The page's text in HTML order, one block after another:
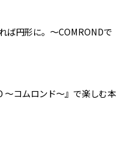
ば円形に。～COMRONDで
～コムロンド～』で楽しむ本